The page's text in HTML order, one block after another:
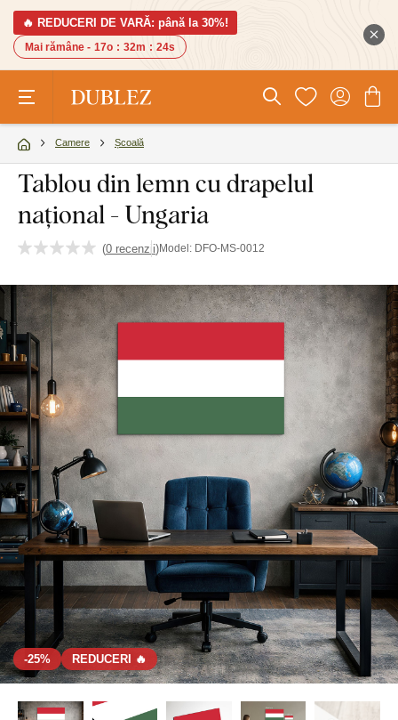
🔥 REDUCERI DE VARĂ: până la 30%!
Mai rămâne - 17o : 32m : 23s
Camere Școală
Tablou din lemn cu drapelul
național - Ungaria
(0 recenzii)Model: DFO-MS-0012
-25% REDUCERI 🔥